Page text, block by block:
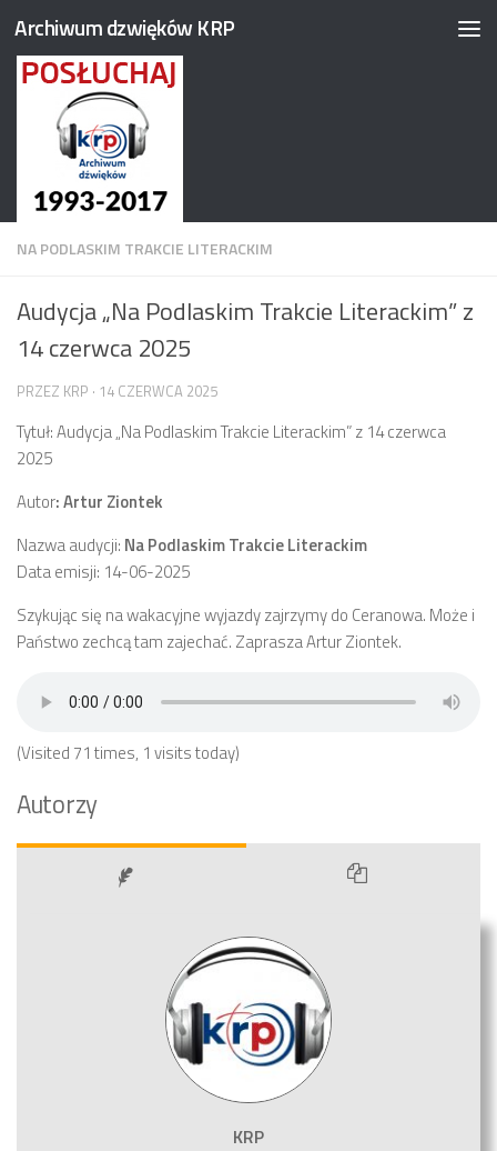
Przejdź do treści
Archiwum dzwięków KRP
NA PODLASKIM TRAKCIE LITERACKIM
Audycja „Na Podlaskim Trakcie Literackim” z
14 czerwca 2025
PRZEZ KRP · 14 CZERWCA 2025
Tytuł: Audycja „Na Podlaskim Trakcie Literackim” z 14 czerwca
2025
Autor: Artur Ziontek
Nazwa audycji: Na Podlaskim Trakcie Literackim
Data emisji: 14-06-2025
Szykując się na wakacyjne wyjazdy zajrzymy do Ceranowa. Może i
Państwo zechcą tam zajechać. Zaprasza Artur Ziontek.
(Visited 71 times, 1 visits today)
Autorzy
KRP